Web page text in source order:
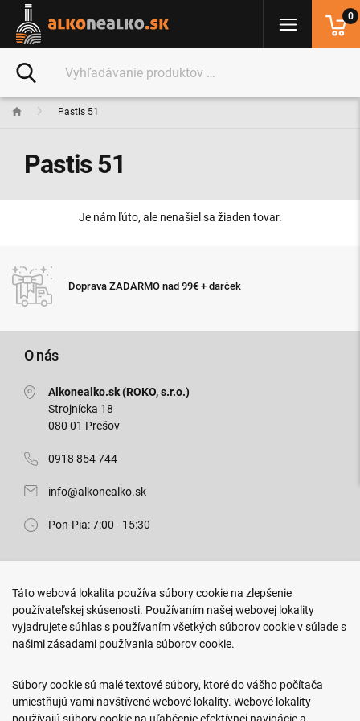
Pastis 51
Pastis 51
Je nám ľúto, ale nenašiel sa žiaden tovar.
Doprava ZADARMO nad 99€ + darček
O nás
Alkonealko.sk (ROKO, s.r.o.)
Strojnícka 18
080 01 Prešov
0918 854 744
info@alkonealko.sk
Pon-Pia: 7:00 - 15:30
Arm. gen. Svobodu 23/A
080 01 Prešov
0917 466 578
sekcovpredajna@doroka.sk
Pon-Ned: 9:00 - 20:00
0
Táto webová lokalita používa súbory cookie na zlepšenie
používateľskej skúsenosti. Používaním našej webovej lokality
vyjadrujete súhlas s používaním všetkých súborov cookie v súlade s
našimi zásadami používania súborov cookie.
Súbory cookie sú malé textové súbory, ktoré do vášho počítača
umiestňujú vami navštívené webové lokality. Webové lokality
používajú súbory cookie na uľahčenie efektívnej navigácie a